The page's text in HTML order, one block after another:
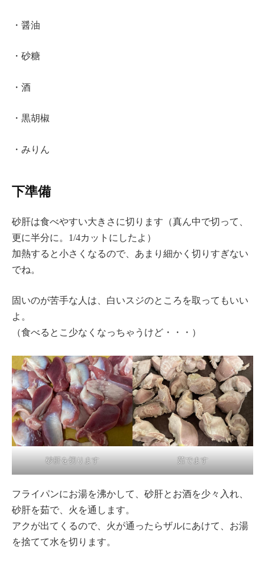
・醤油
・砂糖
・酒
・黒胡椒
・みりん
下準備
砂肝は食べやすい大きさに切ります（真ん中で切って、
更に半分に。1/4カットにしたよ）
加熱すると小さくなるので、あまり細かく切りすぎない
でね。
固いのが苦手な人は、白いスジのところを取ってもいい
よ。
（食べるとこ少なくなっちゃうけど・・・）
砂肝を切ります 茹でます
フライパンにお湯を沸かして、砂肝とお酒を少々入れ、
砂肝を茹で、火を通します。
アクが出てくるので、火が通ったらザルにあけて、お湯
を捨てて水を切ります。